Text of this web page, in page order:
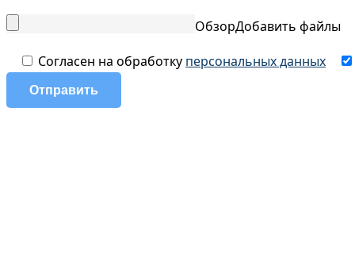
ОбзорДобавить файлы
Согласен на обработку персональных данных